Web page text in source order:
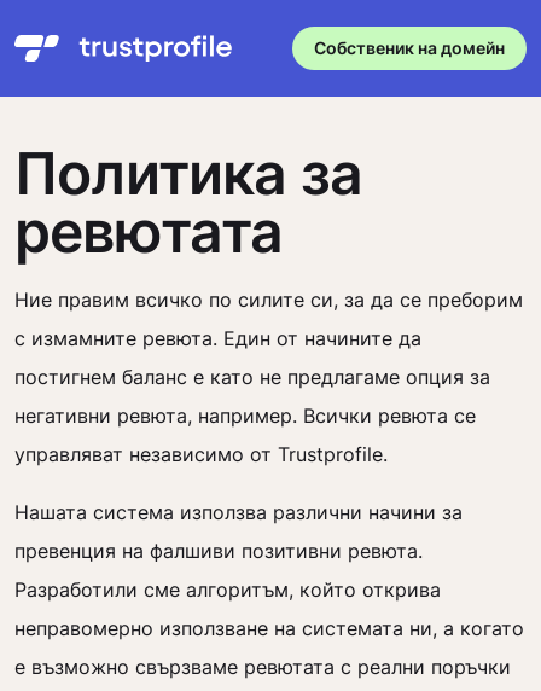
Собственик на домейн
Политика за
ревютата
Ние правим всичко по силите си, за да се преборим
с измамните ревюта. Един от начините да
постигнем баланс е като не предлагаме опция за
негативни ревюта, например. Всички ревюта се
управляват независимо от Trustprofile.
Нашата система използва различни начини за
превенция на фалшиви позитивни ревюта.
Разработили сме алгоритъм, който открива
неправомерно използване на системата ни, а когато
е възможно свързваме ревютата с реални поръчки